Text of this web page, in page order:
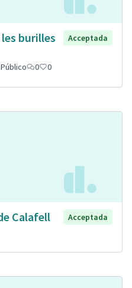
burilles
Acceptada
0 0
Calafell
Acceptada